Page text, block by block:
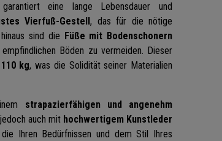
garantiert eine lange Lebensdauer und
Vierfuß-Gestell, das für die nötige
sind die Füße mit Bodenschonern
Böden zu vermeiden. Dieser
kg, was die Solidität seiner Materialien
strapazierfähigen und angenehm
auch mit hochwertigem Kunstleder
Ihren Bedürfnissen und dem Stil Ihres